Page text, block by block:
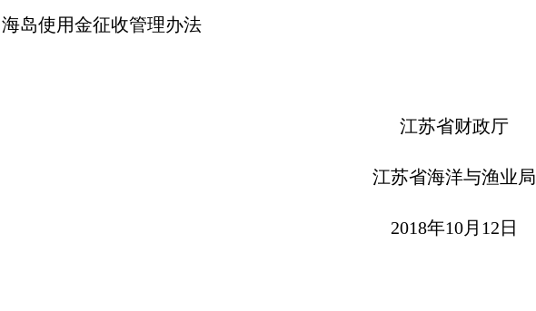
岛使用金征收管理办法
苏省财政厅
省海洋与渔业局
年10月12日